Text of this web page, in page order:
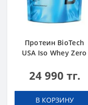
Протеин BioTech
USA Iso Whey Zero
454 g
24 990 тг.
В КОРЗИНУ